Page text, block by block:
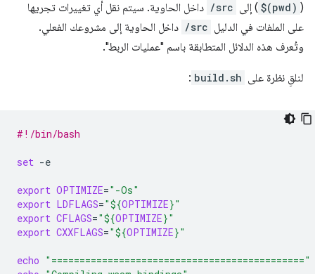
(
$(pwd) ) إلى /src داخل الحاوية. سيتم نقل أي تغييرات تجريها
على الملفات في الدليل /src داخل الحاوية إلى مشروعك الفعلي.
وتُعرف هذه الدلائل المتطابقة باسم "عمليات الربط".
لنلقِ نظرة على build.sh
:
#!/bin/bash
set -e
export OPTIMIZE="-Os"
export LDFLAGS="${OPTIMIZE}"
export CFLAGS="${OPTIMIZE}"
export CXXFLAGS="${OPTIMIZE}"
echo "============================================="